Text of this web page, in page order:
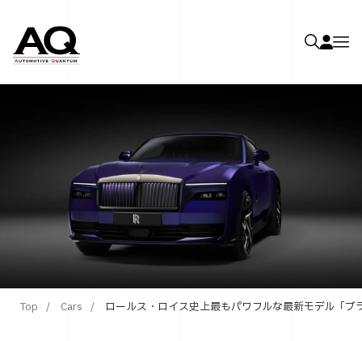
Top Cars ロールス・ロイス史上最もパワフルな最新モデル「